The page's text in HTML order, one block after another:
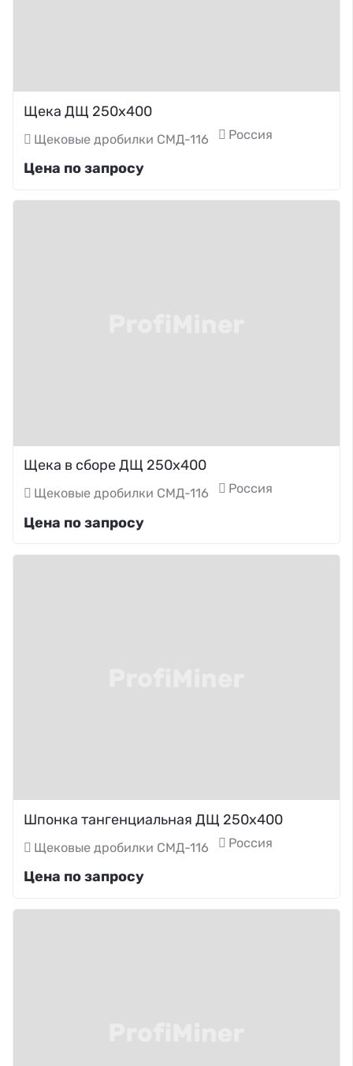
Щека ДЩ 250х400
Щековые дробилки СМД-116 Россия
Цена по запросу
Щека в сборе ДЩ 250х400
Щековые дробилки СМД-116 Россия
Цена по запросу
Шпонка тангенциальная ДЩ 250х400
Щековые дробилки СМД-116 Россия
Цена по запросу